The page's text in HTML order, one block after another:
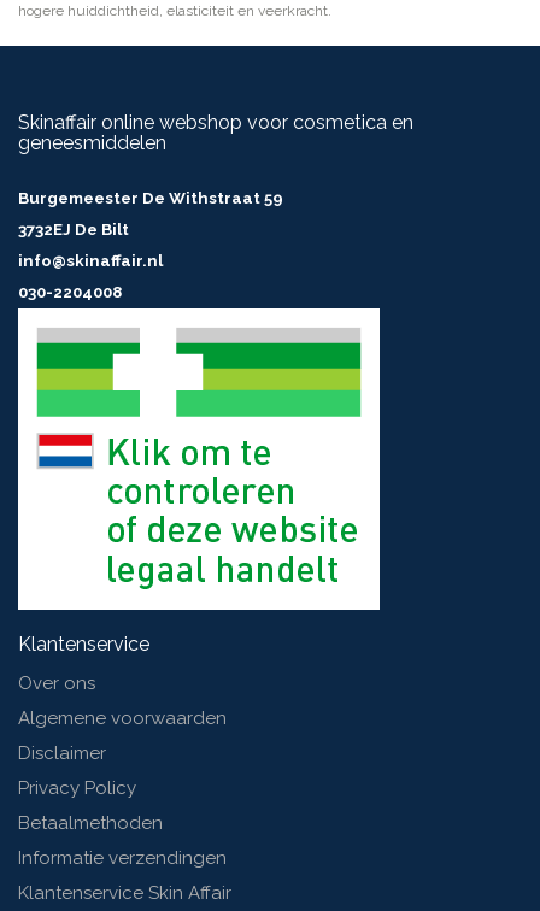
hogere huiddichtheid, elasticiteit en veerkracht.
Skinaffair online webshop voor cosmetica en
geneesmiddelen
Burgemeester De Withstraat 59
3732EJ De Bilt
info@skinaffair.nl
030-2204008
Klantenservice
Over ons
Algemene voorwaarden
Disclaimer
Privacy Policy
Betaalmethoden
Informatie verzendingen
Klantenservice Skin Affair